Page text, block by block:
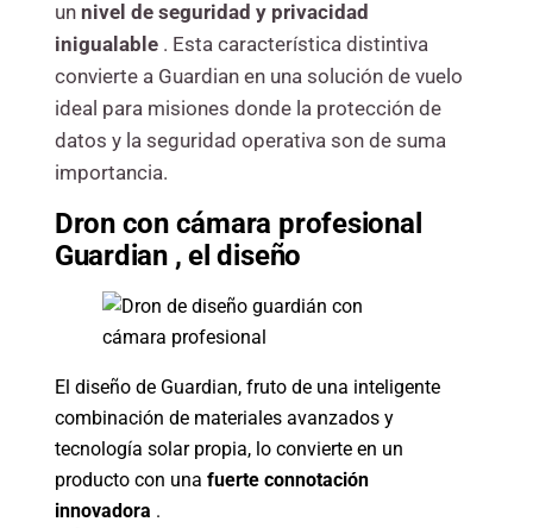
un nivel de seguridad y privacidad
inigualable. Esta característica distintiva
convierte a Guardian en una solución de vuelo
ideal para misiones donde la protección de
datos y la seguridad operativa son de suma
importancia.
Dron con cámara profesional
Guardian , el diseño
El diseño de Guardian, fruto de una inteligente
combinación de materiales avanzados y
tecnología solar propia, lo convierte en un
producto con una fuerte connotación
innovadora .